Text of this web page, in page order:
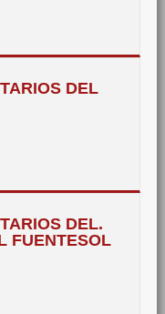
DEL
DEL.
FUENTESOL